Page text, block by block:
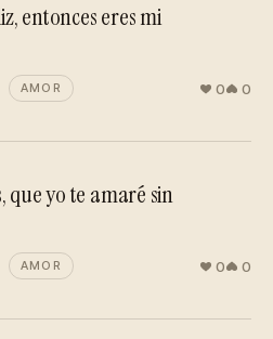
entonces eres mi
AMOR 0 0
que yo te amaré sin
AMOR 0 0